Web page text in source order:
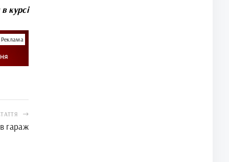
курсі
Реклама
гараж